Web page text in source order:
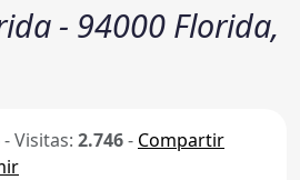
- 94000 Florida,
-Visitas: 2.746- Compartir